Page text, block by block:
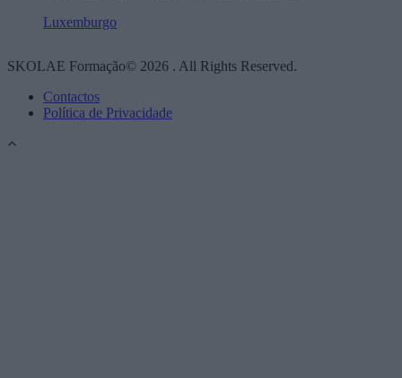
Luxemburgo
SKOLAE Formação© 2026 . All Rights Reserved.
Contactos
Política de Privacidade